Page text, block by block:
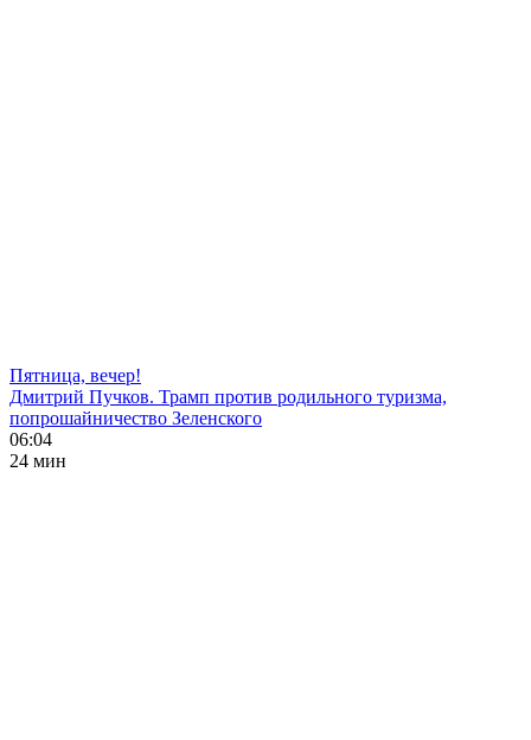
Пятница, вечер!
Дмитрий Пучков. Трамп против родильного туризма,
попрошайничество Зеленского
06:04
24 мин